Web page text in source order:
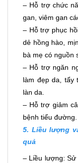
– Hỗ trợ chức
gan, viêm gan
– Hỗ trợ phục
dẻ hồng hào,
bà mẹ có nguồn
– Hỗ trợ ngăn
làm đẹp da, tẩy
làn da.
– Hỗ trợ giảm
bệnh tiểu
5. Liều lượng
quả
– Liều lượng: Sử